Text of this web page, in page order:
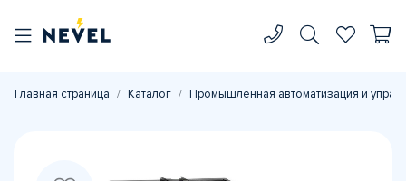
Главная страница Каталог Промышленная автоматизация и